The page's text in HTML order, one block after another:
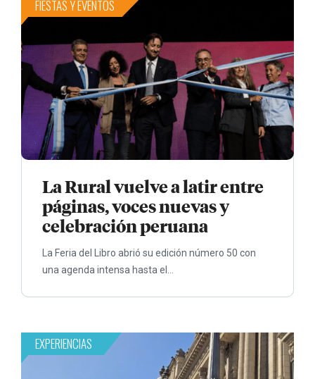
FIESTAS Y EVENTOS
La Rural vuelve a latir entre
páginas, voces nuevas y
celebración peruana
La Feria del Libro abrió su edición número 50 con
una agenda intensa hasta el...
EXPERIENCIAS